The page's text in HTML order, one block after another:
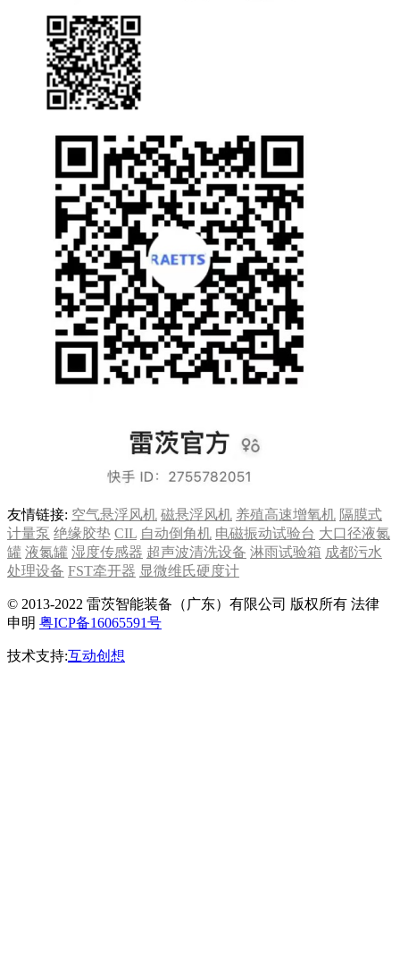
友情链接: 空气悬浮风机 磁悬浮风机 养殖高速增氧机 隔膜式
计量泵 绝缘胶垫 CIL 自动倒角机 电磁振动试验台 大口径液氮
罐 液氮罐 湿度传感器 超声波清洗设备 淋雨试验箱 成都污水
处理设备 FST牵开器 显微维氏硬度计
© 2013-2022 雷茨智能装备（广东）有限公司 版权所有 法律
申明 粤ICP备16065591号
技术支持:互动创想